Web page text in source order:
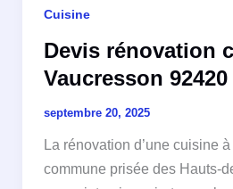
Cuisine
Devis rénovation
Vaucresson 92420
septembre 20, 2025
La rénovation d’une cuisine
commune prisée des Hauts-